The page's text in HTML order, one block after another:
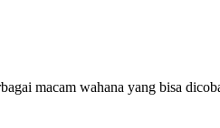
macam wahana yang bisa